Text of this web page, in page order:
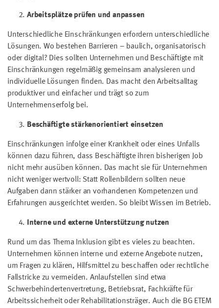
Arbeitsplätze prüfen und anpassen
Unterschiedliche Einschränkungen erfordern unterschiedliche
Lösungen. Wo bestehen Barrieren – baulich, organisatorisch
oder digital? Dies sollten Unternehmen und Beschäftigte mit
Einschränkungen regelmäßig gemeinsam analysieren und
individuelle Lösungen finden. Das macht den Arbeitsalltag
produktiver und einfacher und trägt so zum
Unternehmenserfolg bei.
Beschäftigte stärkenorientiert einsetzen
Einschränkungen infolge einer Krankheit oder eines Unfalls
können dazu führen, dass Beschäftigte ihren bisherigen Job
nicht mehr ausüben können. Das macht sie für Unternehmen
nicht weniger wertvoll: Statt Rollenbildern sollten neue
Aufgaben dann stärker an vorhandenen Kompetenzen und
Erfahrungen ausgerichtet werden. So bleibt Wissen im Betrieb.
Interne und externe Unterstützung nutzen
Rund um das Thema Inklusion gibt es vieles zu beachten.
Unternehmen können interne und externe Angebote nutzen,
um Fragen zu klären, Hilfsmittel zu beschaffen oder rechtliche
Fallstricke zu vermeiden. Anlaufstellen sind etwa
Schwerbehindertenvertretung, Betriebsrat, Fachkräfte für
Arbeitssicherheit oder Rehabilitationsträger. Auch die BG ETEM